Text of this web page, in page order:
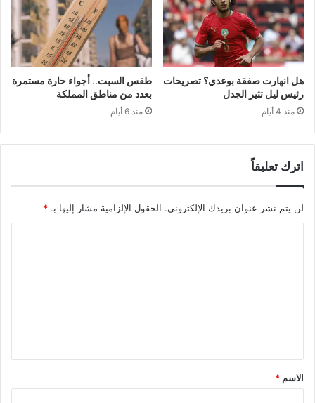
هل انهارت صفقة بوعدي؟ تصريحات
رئيس ليل تثير الجدل
منذ 4 أيام
طقس السبت.. أجواء حارة مستمرة
بعدد من مناطق المملكة
منذ 6 أيام
اترك تعليقاً
لن يتم نشر عنوان بريدك الإلكتروني. الحقول الإلزامية مشار إليها بـ *
ق
*
الاسم *